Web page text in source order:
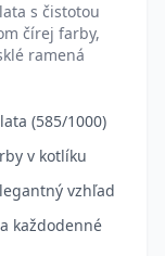
s čistotou
čírej farby,
ramená
(585/1000)
v kotlíku
vzhľad
každodenné